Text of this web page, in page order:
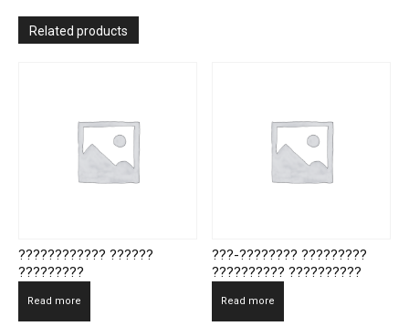
Related products
???????????? ??????
?????????
Read more
???-???????? ?????????
?????????? ??????????
Read more